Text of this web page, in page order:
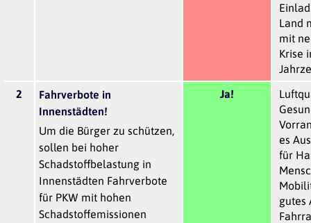
Land
mit
Krise
2
Fahrverbote in
Innenstädten!
Um die Bürger zu schützen,
sollen bei hoher
Schadstoffbelastung in
Innenstädten Fahrverbote
für PKW mit hohen
Schadstoffemissionen
Ja!
es
für
gutes